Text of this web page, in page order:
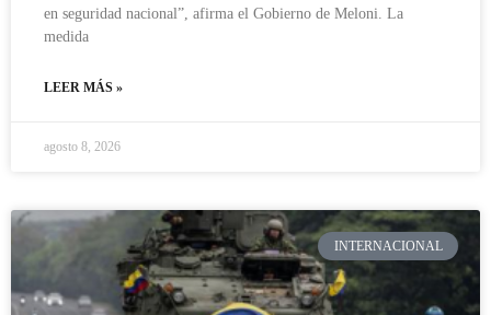
en seguridad nacional”, afirma el Gobierno de Meloni. La
medida
LEER MÁS »
agosto 8, 2026
INTERNACIONAL